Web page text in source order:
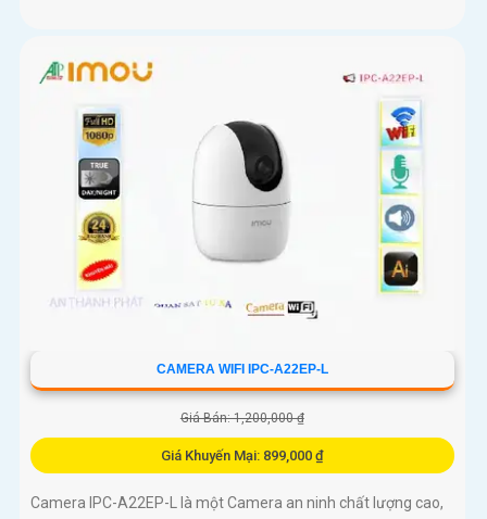
CAMERA WIFI IPC-A22EP-L
Giá Bán: 1,200,000 ₫
Giá Khuyến Mại: 899,000 ₫
Camera IPC-A22EP-L là một Camera an ninh chất lượng cao,